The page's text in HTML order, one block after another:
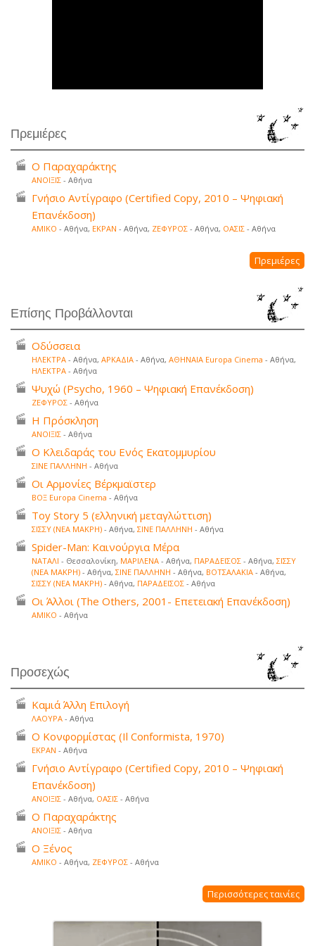
Πρεμιέρες
Ο Παραχαράκτης
ΑΝΟΙΞΙΣ - Αθήνα
Γνήσιο Αντίγραφο (Certified Copy, 2010 – Ψηφιακή
Επανέκδοση)
ΑΜΙΚΟ - Αθήνα, ΕΚΡΑΝ - Αθήνα, ΖΕΦΥΡΟΣ - Αθήνα, ΟΑΣΙΣ - Αθήνα
Πρεμιέρες
Επίσης Προβάλλονται
Οδύσσεια
ΗΛΕΚΤΡΑ - Αθήνα, ΑΡΚΑΔΙΑ - Αθήνα, ΑΘΗΝΑΙΑ Europa Cinema - Αθήνα,
ΗΛΕΚΤΡΑ - Αθήνα
Ψυχώ (Psycho, 1960 – Ψηφιακή Επανέκδοση)
ΖΕΦΥΡΟΣ - Αθήνα
Η Πρόσκληση
ΑΝΟΙΞΙΣ - Αθήνα
Ο Κλειδαράς του Ενός Εκατομμυρίου
ΣΙΝΕ ΠΑΛΛΗΝΗ - Αθήνα
Οι Αρμονίες Βέρκμαϊστερ
ΒΟΞ Europa Cinema - Αθήνα
Toy Story 5 (ελληνική μεταγλώττιση)
ΣΙΣΣΥ (ΝΕΑ ΜΑΚΡΗ) - Αθήνα, ΣΙΝΕ ΠΑΛΛΗΝΗ - Αθήνα
Spider-Man: Καινούργια Μέρα
ΝΑΤΑΛΙ - Θεσσαλονίκη, ΜΑΡΙΛΕΝΑ - Αθήνα, ΠΑΡΑΔΕΙΣΟΣ - Αθήνα, ΣΙΣΣΥ
(ΝΕΑ ΜΑΚΡΗ) - Αθήνα, ΣΙΝΕ ΠΑΛΛΗΝΗ - Αθήνα, ΒΟΤΣΑΛΑΚΙΑ - Αθήνα,
ΣΙΣΣΥ (ΝΕΑ ΜΑΚΡΗ) - Αθήνα, ΠΑΡΑΔΕΙΣΟΣ - Αθήνα
Οι Άλλοι (The Others, 2001- Επετειακή Επανέκδοση)
ΑΜΙΚΟ - Αθήνα
Προσεχώς
Καμιά Άλλη Επιλογή
ΛΑΟΥΡΑ - Αθήνα
Ο Κονφορμίστας (Il Conformista, 1970)
ΕΚΡΑΝ - Αθήνα
Γνήσιο Αντίγραφο (Certified Copy, 2010 – Ψηφιακή
Επανέκδοση)
ΑΝΟΙΞΙΣ - Αθήνα, ΟΑΣΙΣ - Αθήνα
Ο Παραχαράκτης
ΑΝΟΙΞΙΣ - Αθήνα
Ο Ξένος
ΑΜΙΚΟ - Αθήνα, ΖΕΦΥΡΟΣ - Αθήνα
Περισσότερες ταινίες